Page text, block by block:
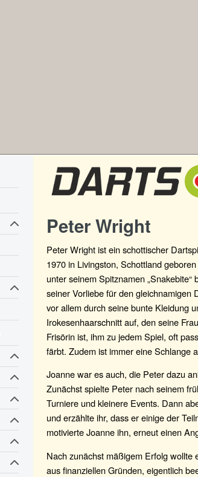
Peter Wright
Peter Wright ist ein schottischer
1970 in Livingston, Schottland
unter seinem Spitznamen „Snakebite“
seiner Vorliebe für den gleichnamigen
vor allem durch seine bunte Kleidung
Irokesenhaarschnitt auf, den seine
Frisörin ist, ihm zu jedem Spiel, oft
färbt. Zudem ist immer eine Schlange
Joanne war es auch, die Peter dazu
Zunächst spielte Peter nach seinem
Turniere und kleinere Events. Dann
und erzählte ihr, dass er einige der
motivierte Joanne ihn, erneut einen
Nach zunächst mäßigem Erfolg
aus finanziellen Gründen, eigentlich